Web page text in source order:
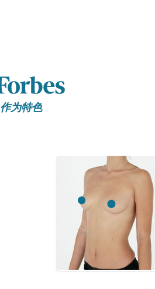
作为特色